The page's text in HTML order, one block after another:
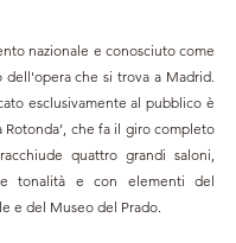
nazionale e conosciuto come
dell'opera che si trova a Madrid.
esclusivamente al pubblico è
che fa il giro completo
quattro grandi saloni,
tonalità e con elementi del
e del Museo del Prado.